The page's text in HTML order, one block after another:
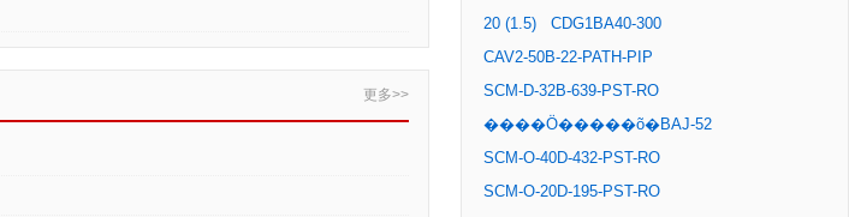
更多>>
20 (1.5)
CDG1BA40-300
CAV2-50B-22-PATH-PIP
SCM-D-32B-639-PST-RO
����Ӧ�����õ�BAJ-52
SCM-O-40D-432-PST-RO
SCM-O-20D-195-PST-RO